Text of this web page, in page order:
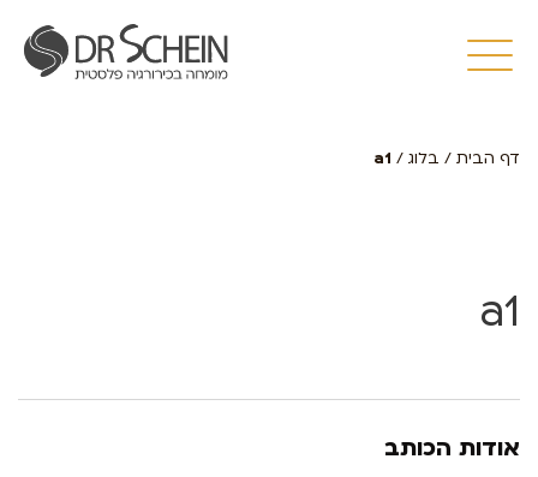
דף הבית / בלוג /
a1
a1
אודות הכותב